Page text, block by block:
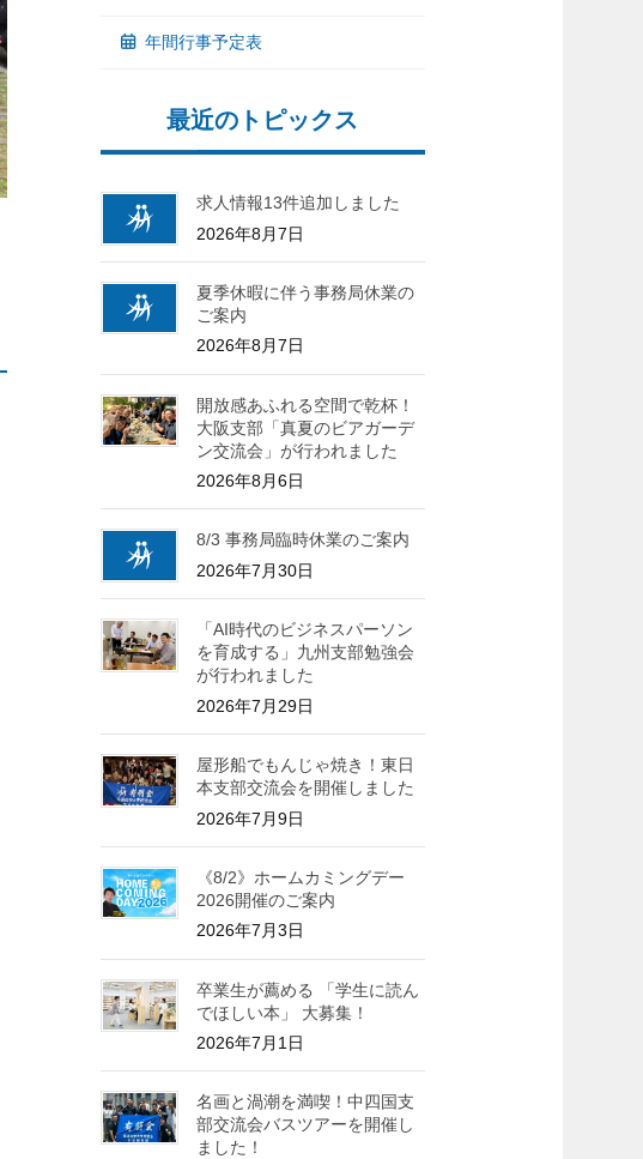
年間行事予定表
最近のトピックス
求人情報13件追加しました
2026年8月7日
夏季休暇に伴う事務局休業の
ご案内
2026年8月7日
開放感あふれる空間で乾杯！
大阪支部「真夏のビアガーデ
ン交流会」が行われました
2026年8月6日
8/3 事務局臨時休業のご案内
2026年7月30日
「AI時代のビジネスパーソン
を育成する」九州支部勉強会
が行われました
2026年7月29日
屋形船でもんじゃ焼き！東日
本支部交流会を開催しました
2026年7月9日
《8/2》ホームカミングデー
2026開催のご案内
2026年7月3日
卒業生が薦める 「学生に読ん
でほしい本」 大募集！
2026年7月1日
名画と渦潮を満喫！中四国支
部交流会バスツアーを開催し
ました！